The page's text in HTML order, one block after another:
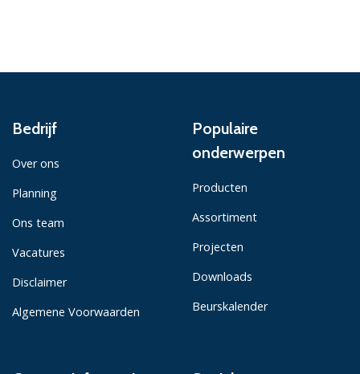
Bedrijf
Over ons
Planning
Ons team
Vacatures
Disclaimer
Algemene Voorwaarden
Populaire
onderwerpen
Producten
Assortiment
Projecten
Downloads
Beurskalender